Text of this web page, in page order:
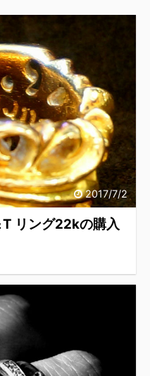
2017/7/2
T リング22kの購入